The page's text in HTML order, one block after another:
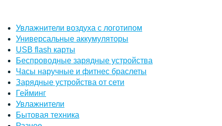
Увлажнители воздуха с логотипом
Универсальные аккумуляторы
USB flash карты
Беспроводные зарядные устройства
Часы наручные и фитнес браслеты
Зарядные устройства от сети
Гейминг
Увлажнители
Бытовая техника